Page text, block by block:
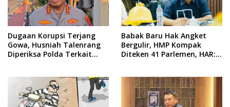
Dugaan Korupsi Terjang
Gowa, Husniah Talenrang
Diperiksa Polda Terkait
​Babak Baru Hak Angket
Bergulir, HMP Kompak
Diteken 41 Parlemen, HAR: